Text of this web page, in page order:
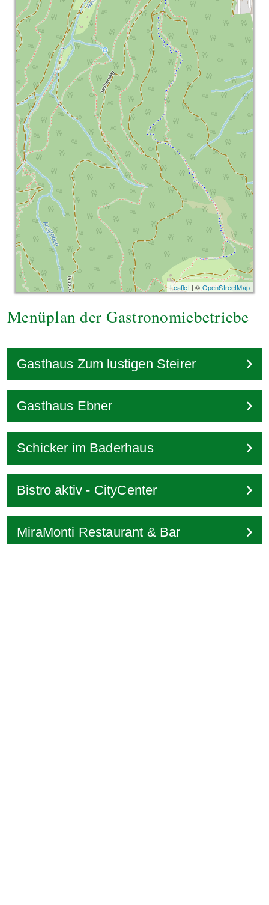
Leaflet| © OpenStreetMap
Menüplan der Gastronomiebetriebe
Gasthaus Zum lustigen Steirer
Gasthaus Ebner
Schicker im Baderhaus
Bistro aktiv - CityCenter
MiraMonti Restaurant & Bar